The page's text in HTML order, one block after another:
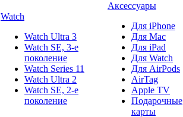
Watch
Watch Ultra 3
Watch SE, 3-е
поколение
Watch Series 11
Watch Ultra 2
Watch SE, 2-е
поколение
Аксессуары
Для iPhone
Для Mac
Для iPad
Для Watch
Для AirPods
AirTag
Apple TV
Подарочные
карты